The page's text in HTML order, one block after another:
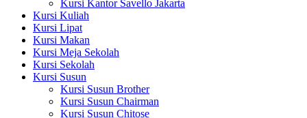
Kursi Kantor Savello Jakarta
Kursi Kuliah
Kursi Lipat
Kursi Makan
Kursi Meja Sekolah
Kursi Sekolah
Kursi Susun
Kursi Susun Brother
Kursi Susun Chairman
Kursi Susun Chitose